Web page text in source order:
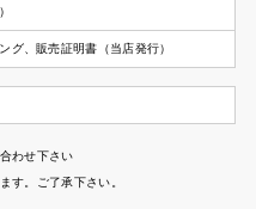
グ、販売証明書（当店発行）
わせ下さい
す。ご了承下さい。